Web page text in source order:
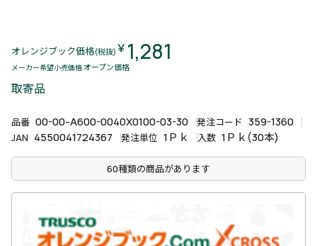
オレンジブック価格(税抜) ￥ 1,281
メーカー希望小売価格 オープン価格
取寄品
品番 00-00-A600-0040X0100-03-30 発注コード 359-1360
JAN 4550041724367 発注単位 1Ｐｋ 入数 1Ｐｋ(30本)
60種類の商品があります